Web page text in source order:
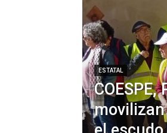
Investigación
Maltrato Animal
Mar
Movimiento Obrero
Nuestro blog
Pensionistas
Policía
Región
Región de
ESTATAL